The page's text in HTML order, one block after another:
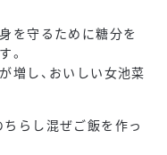
を守るために糖分を
。
増し、おいしい女池菜
らし混ぜご飯を作っ